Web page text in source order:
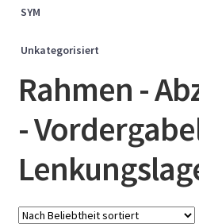
SYM
Unkategorisiert
Rahmen -
-